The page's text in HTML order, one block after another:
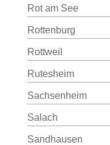
Rot am See
Rottenburg
Rottweil
Rutesheim
Sachsenheim
Salach
Sandhausen